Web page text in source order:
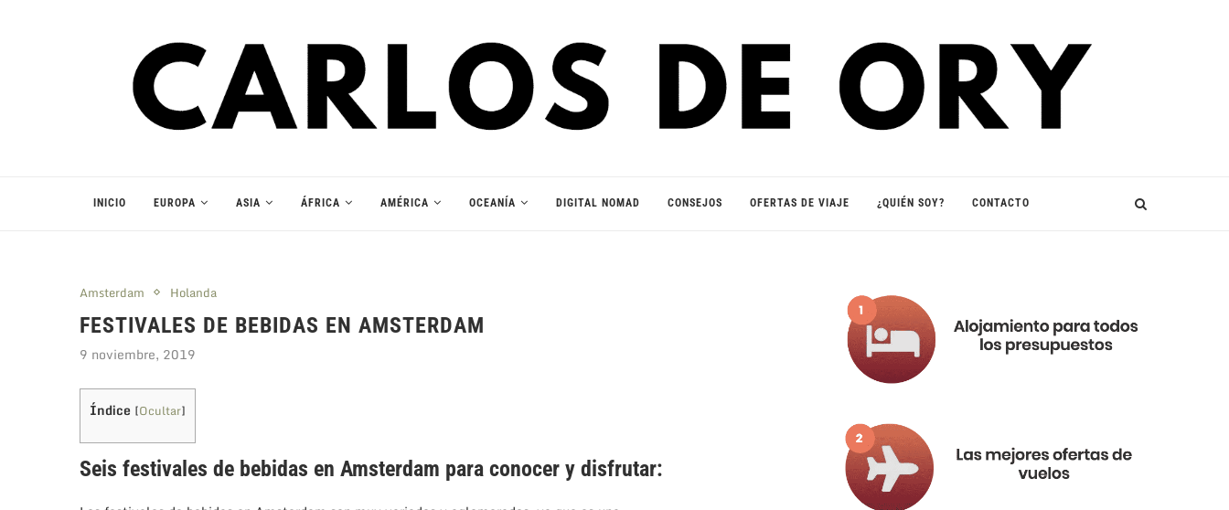
INICIO EUROPA ASIA ÁFRICA AMÉRICA OCEANÍA DIGITAL NOMAD CONSEJOS OFERTAS DE VIAJE ¿QUIÉN SOY? CONTACTO
Amsterdam Holanda
FESTIVALES DE BEBIDAS EN AMSTERDAM
9 noviembre, 2019
Índice [Ocultar]
Seis festivales de bebidas en Amsterdam para conocer y disfrutar: